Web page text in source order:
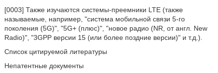
[0003] Также изучаются системы-преемники LTE (также
называемые, например, "система мобильной связи 5-го
поколения (5G)", "5G+ (плюс)", "новое радио (NR, от англ. New
Radio)", "3GPP версии 15 (или более поздние версии)" и т.д.).
Список цитируемой литературы
Непатентные документы